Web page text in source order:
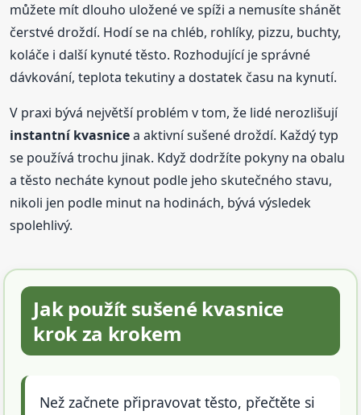
můžete mít dlouho uložené ve spíži a nemusíte shánět
čerstvé droždí. Hodí se na chléb, rohlíky, pizzu, buchty,
koláče i další kynuté těsto. Rozhodující je správné
dávkování, teplota tekutiny a dostatek času na kynutí.
V praxi bývá největší problém v tom, že lidé nerozlišují
instantní kvasnicea aktivní sušené droždí. Každý typ
se používá trochu jinak. Když dodržíte pokyny na obalu
a těsto necháte kynout podle jeho skutečného stavu,
nikoli jen podle minut na hodinách, bývá výsledek
spolehlivý.
Jak použít sušené kvasnice
krok za krokem
Než začnete připravovat těsto, přečtěte si